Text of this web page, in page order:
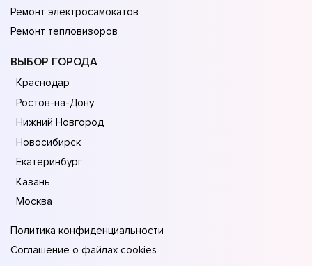
Ремонт электросамокатов
Ремонт тепловизоров
ВЫБОР ГОРОДА
Краснодар
Ростов-на-Дону
Нижний Новгород
Новосибирск
Екатеринбург
Казань
Москва
Политика конфиденциальности
Соглашение о файлах cookies